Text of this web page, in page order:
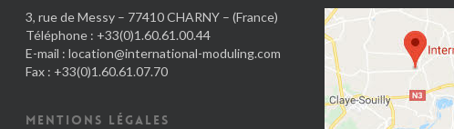
3, rue de Messy – 77410 CHARNY – (France)
Téléphone : +33(0)1.60.61.00.44
E-mail : location@international-moduling.com
Fax : +33(0)1.60.61.07.70
MENTIONS LÉGALES